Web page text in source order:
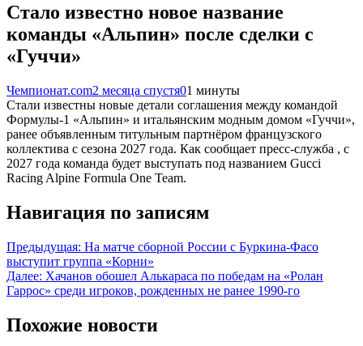
Стало известно новое название
команды «Альпин» после сделки с
«Гуччи»
Чемпионат.com2 месяца спустя01 минуты
Стали известны новые детали соглашения между командой
Формулы-1 «Альпин» и итальянским модным домом «Гуччи»,
ранее объявленным титульным партнёром французского
коллектива с сезона 2027 года. Как сообщает пресс-служба , с
2027 года команда будет выступать под названием Gucci
Racing Alpine Formula One Team.
Навигация по записям
Предыдущая: На матче сборной России с Буркина-Фасо
выступит группа «Корни»
Далее: Хачанов обошел Алькараса по победам на «Ролан
Гаррос» среди игроков, рожденных не ранее 1990-го
Похожие новости